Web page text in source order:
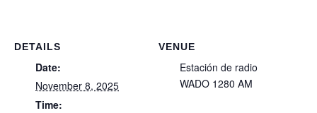
DETAILS
Date:
November 8, 2025
Time:
VENUE
Estación de radio
WADO 1280 AM